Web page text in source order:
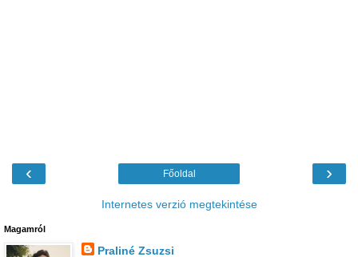
‹ ›
Főoldal
Internetes verzió megtekintése
Magamról
Praliné Zsuzsi